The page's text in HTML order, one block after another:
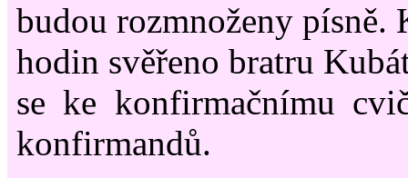
budou rozmnoženy
hodin svěřeno bratru
se ke konfirmačnímu
konfirmandů.